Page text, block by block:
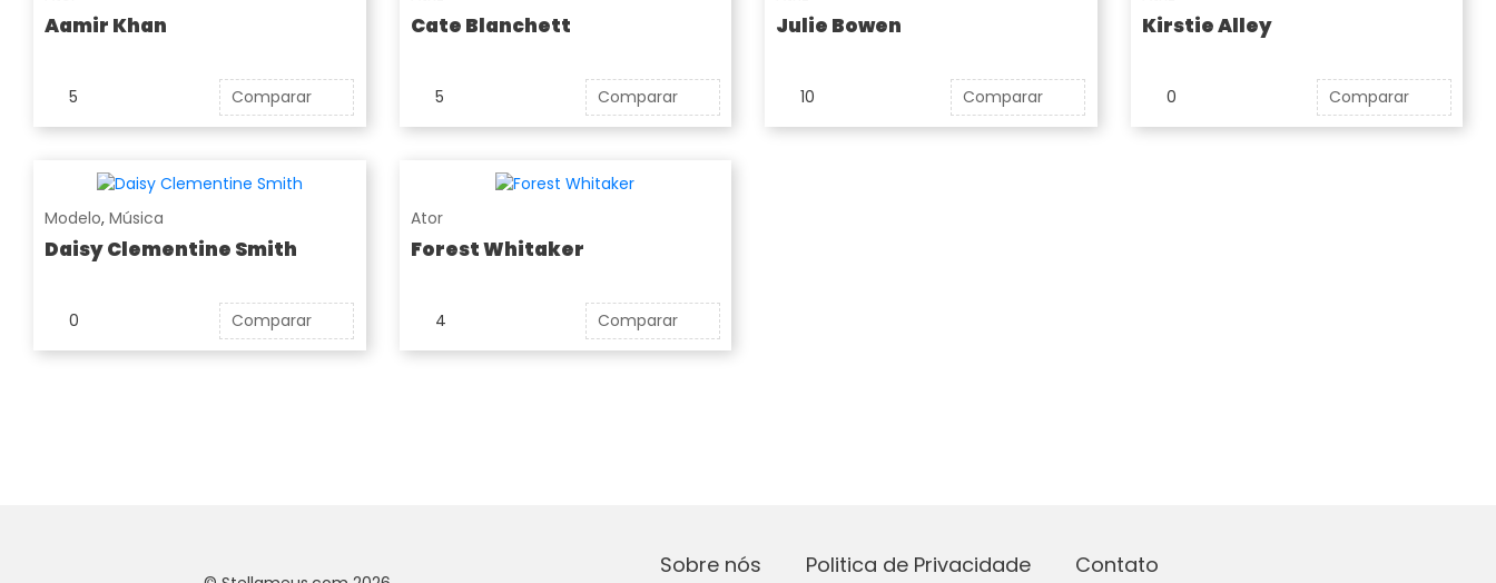
Aamir Khan
5 Comparar
Cate Blanchett
5 Comparar
Julie Bowen
10 Comparar
Kirstie Alley
0 Comparar
Modelo, Música
Daisy Clementine Smith
0 Comparar
Ator
Forest Whitaker
4 Comparar
Sobre nós Politica de Privacidade Contato